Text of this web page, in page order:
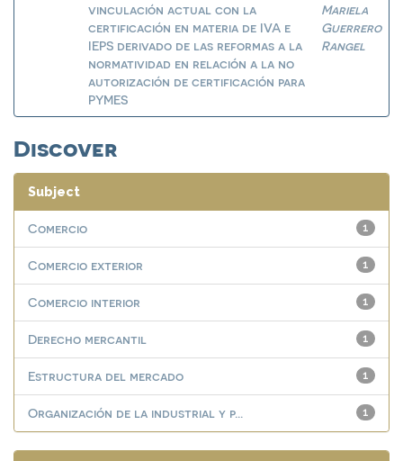
vinculación actual con la
certificación en materia de IVA e
IEPS derivado de las reformas a la
normatividad en relación a la no
autorización de certificación para
PYMES
Mariela
Guerrero
Rangel
Discover
Subject
1
Comercio
1
Comercio exterior
1
Comercio interior
1
Derecho mercantil
1
Estructura del mercado
1
Organización de la industrial y p...